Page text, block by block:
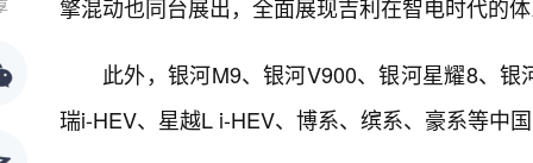
擎混动也同台展出，全面展现吉利在智电时代的
此外，银河M9、银河V900、银河星耀8、
瑞i-HEV、星越L i-HEV、博系、缤系、豪系等中